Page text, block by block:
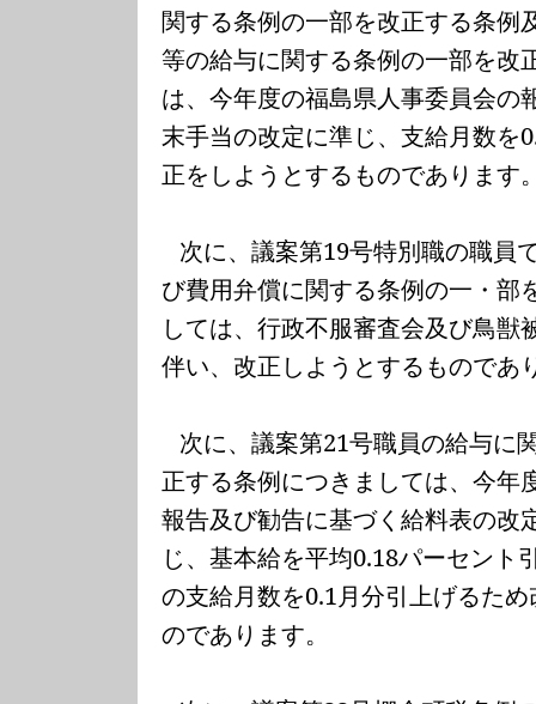
関する条例の一部を改正する条例
等の給与に関する条例の一部を改
は、今年度の福島県人事委員会の
末手当の改定に準じ、支給月数を
正をしようとするものであります
次に、議案第19号特別職の職員
び費用弁償に関する条例の一・部
しては、行政不服審査会及び鳥獣
伴い、改正しようとするものであ
次に、議案第21号職員の給与に
正する条例につきましては、今年
報告及び勧告に基づく給料表の改
じ、基本給を平均0.18パーセント
の支給月数を0.1 月分引上げるた
のであります。